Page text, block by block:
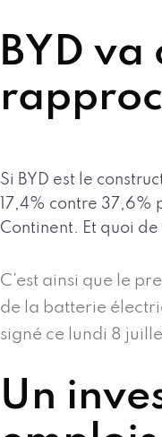
BYD va
Si BYD est le
17,4% contre
Continent. Et quoi
C’est ainsi que le
de la batterie
signé ce lundi 8
Un